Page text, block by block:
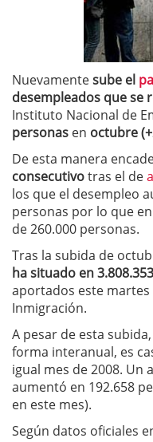
Nuevamentesube el
desempleados que se
Instituto Nacional de
personas en octubre
De esta manera
consecutivotras el de
los que el desempleo
personas por lo que
de 260.000 personas.
Tras la subida de
ha situado en
aportados este
Inmigración.
A pesar de esta
forma interanual, es
igual mes de 2008. Un
aumentó en 192.658
en este mes).
Según datos oficiales